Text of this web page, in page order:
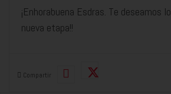
¡Enhorabuena Esdras. Te deseamos
nueva etapa!!
Compartir